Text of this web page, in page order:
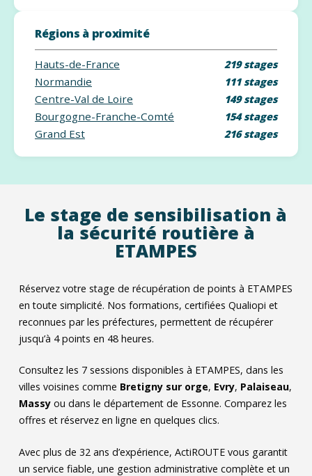
Régions à proximité
Hauts-de-France 219 stages
Normandie 111 stages
Centre-Val de Loire 149 stages
Bourgogne-Franche-Comté 154 stages
Grand Est 216 stages
Le stage de sensibilisation à
la sécurité routière à
ETAMPES
Réservez votre stage de récupération de points à ETAMPES
en toute simplicité. Nos formations, certifiées Qualiopi et
reconnues par les préfectures, permettent de récupérer
jusqu’à 4 points en 48 heures.
Consultez les 7sessions disponibles à ETAMPES, dans les
villes voisines comme Bretigny sur orge, Evry, Palaiseau,
Massyou dans le département de Essonne. Comparez les
offres et réservez en ligne en quelques clics.
Avec plus de 32 ans d’expérience, ActiROUTE vous garantit
un service fiable, une gestion administrative complète et un